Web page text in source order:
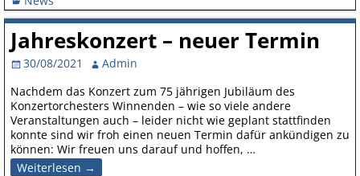
Jahreskonzert – neuer Termin
30/08/2021
Admin
Nachdem das Konzert zum 75 jährigen Jubiläum des
Konzertorchesters Winnenden – wie so viele andere
Veranstaltungen auch – leider nicht wie geplant stattfinden
konnte sind wir froh einen neuen Termin dafür ankündigen zu
können: Wir freuen uns darauf und hoffen, …
Weiterlesen →